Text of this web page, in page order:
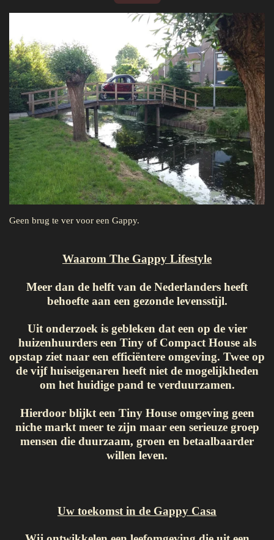
Geen brug te ver voor een Gappy.
Waarom The Gappy Lifestyle
Meer dan de helft van de Nederlanders heeft
behoefte aan een gezonde levensstijl.
Uit onderzoek is gebleken dat een op de vier
huizenhuurders een Tiny of Compact House als
opstap ziet naar een efficiëntere omgeving. Twee op
de vijf huiseigenaren heeft niet de mogelijkheden
om het huidige pand te verduurzamen.
Hierdoor blijkt een Tiny House omgeving geen
niche markt meer te zijn maar een serieuze groep
mensen die duurzaam, groen en betaalbaarder
willen leven.
Uw toekomst in de Gappy Casa